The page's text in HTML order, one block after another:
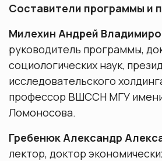
Составители программы и
Милехин Андрей
руководитель программы,
социологических наук,
исследовательского
профессор ВШССН МГУ
Ломоносова.
Гребенюк Александр
лектор, доктор